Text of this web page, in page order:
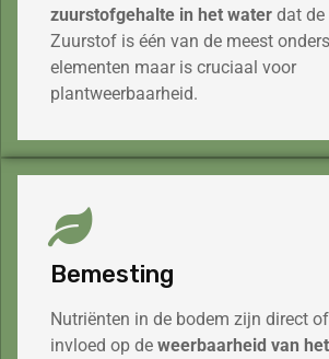
zuurstofgehalte in het water dat de
Zuurstof is één van de meest
elementen maar is cruciaal voor
plantweerbaarheid.
Bemesting
Nutriënten in de bodem zijn direct
invloed op de weerbaarheid van